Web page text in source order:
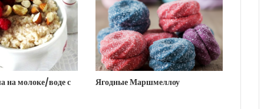
на молоке/воде с Ягодные Маршмеллоу